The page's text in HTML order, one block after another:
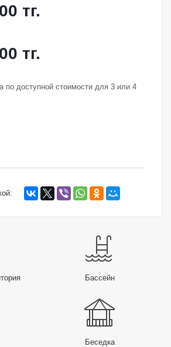
тг.
тг.
по доступной стоимости для 3 или 4
Бассейн
Беседка